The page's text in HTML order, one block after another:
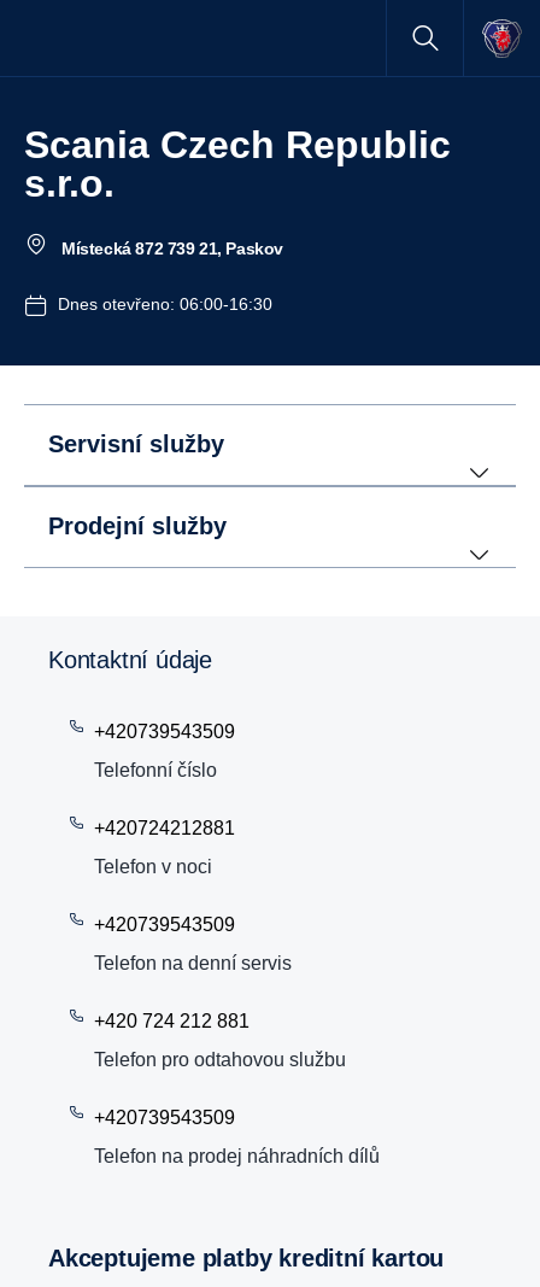
Scania Czech Republic
s.r.o.
Místecká 872 739 21, Paskov
Dnes otevřeno: 06:00-16:30
Servisní služby
Prodejní služby
Kontaktní údaje
+420739543509
Telefonní číslo
+420724212881
Telefon v noci
+420739543509
Telefon na denní servis
+420 724 212 881
Telefon pro odtahovou službu
+420739543509
Telefon na prodej náhradních dílů
Akceptujeme platby kreditní kartou